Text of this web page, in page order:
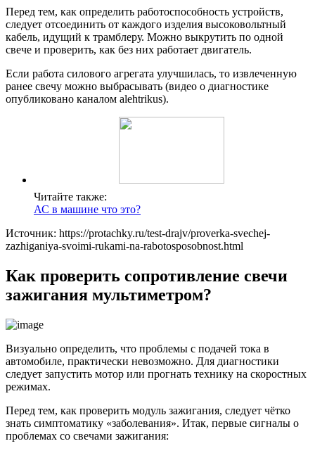
Перед тем, как определить работоспособность устройств,
следует отсоединить от каждого изделия высоковольтный
кабель, идущий к трамблеру. Можно выкрутить по одной
свече и проверить, как без них работает двигатель.
Если работа силового агрегата улучшилась, то извлеченную
ранее свечу можно выбрасывать (видео о диагностике
опубликовано каналом alehtrikus).
Читайте также:
АС в машине что это?
Источник: https://protachky.ru/test-drajv/proverka-svechej-
zazhiganiya-svoimi-rukami-na-rabotosposobnost.html
Как проверить сопротивление свечи
зажигания мультиметром?
Визуально определить, что проблемы с подачей тока в
автомобиле, практически невозможно. Для диагностики
следует запустить мотор или прогнать технику на скоростных
режимах.
Перед тем, как проверить модуль зажигания, следует чётко
знать симптоматику «заболевания». Итак, первые сигналы о
проблемах со свечами зажигания: